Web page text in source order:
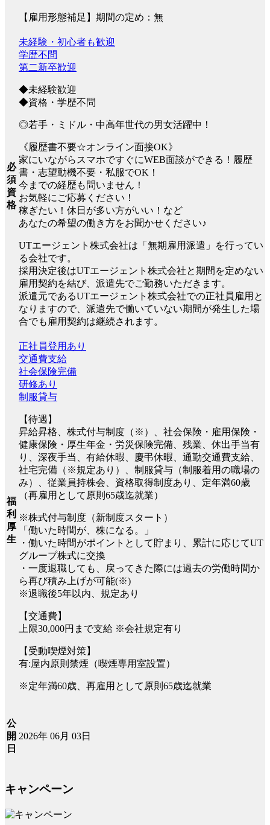
【雇用形態補足】期間の定め：無
必
須
資
格
未経験・初心者も歓迎
学歴不問
第二新卒歓迎
◆未経験歓迎
◆資格・学歴不問
◎若手・ミドル・中高年世代の男女活躍中！
《履歴書不要☆オンライン面接OK》
家にいながらスマホですぐにWEB面談ができる！履歴
書・志望動機不要・私服でOK！
今までの経歴も問いません！
お気軽にご応募ください！
稼ぎたい！休日が多い方がいい！など
あなたの希望の働き方をお聞かせください♪
UTエージェント株式会社は「無期雇用派遣」を行ってい
る会社です。
採用決定後はUTエージェント株式会社と期間を定めない
雇用契約を結び、派遣先でご勤務いただきます。
派遣元であるUTエージェント株式会社での正社員雇用と
なりますので、派遣先で働いていない期間が発生した場
合でも雇用契約は継続されます。
福
利
厚
生
正社員登用あり
交通費支給
社会保険完備
研修あり
制服貸与
【待遇】
昇給昇格、株式付与制度（※）、社会保険・雇用保険・
健康保険・厚生年金・労災保険完備、残業、休出手当有
り、深夜手当、有給休暇、慶弔休暇、通勤交通費支給、
社宅完備（※規定あり）、制服貸与（制服着用の職場の
み）、従業員持株会、資格取得制度あり、定年満60歳
（再雇用として原則65歳迄就業）
※株式付与制度（新制度スタート）
「働いた時間が、株になる。」
・働いた時間がポイントとして貯まり、累計に応じてUT
グループ株式に交換
・一度退職しても、戻ってきた際には過去の労働時間か
ら再び積み上げが可能(※)
※退職後5年以内、規定あり
【交通費】
上限30,000円まで支給 ※会社規定有り
【受動喫煙対策】
有:屋内原則禁煙（喫煙専用室設置）
※定年満60歳、再雇用として原則65歳迄就業
公
開
日
2026年 06月 03日
キャンペーン